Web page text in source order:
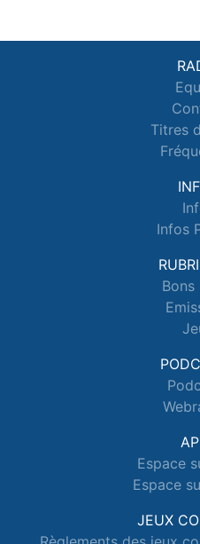
Titres
Infos
Bons
Espace
Espace
JEUX